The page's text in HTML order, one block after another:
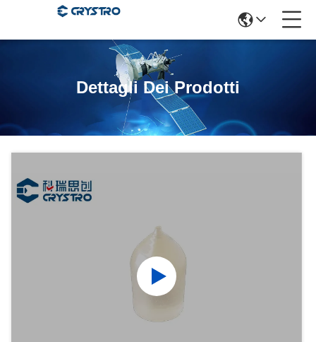
Dettagli Dei Prodotti